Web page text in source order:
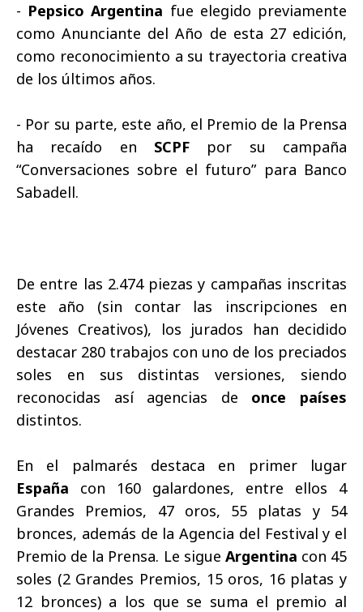
- Pepsico Argentina fue elegido previamente
como Anunciante del Año de esta 27 edición,
como reconocimiento a su trayectoria creativa
de los últimos años.
- Por su parte, este año, el Premio de la Prensa
ha recaído en SCPF por su campaña
“Conversaciones sobre el futuro” para Banco
Sabadell.
De entre las 2.474 piezas y campañas inscritas
este año (sin contar las inscripciones en
Jóvenes Creativos), los jurados han decidido
destacar 280 trabajos con uno de los preciados
soles en sus distintas versiones, siendo
reconocidas así agencias de once países
distintos.
En el palmarés destaca en primer lugar
España con 160 galardones, entre ellos 4
Grandes Premios, 47 oros, 55 platas y 54
bronces, además de la Agencia del Festival y el
Premio de la Prensa. Le sigue Argentina con 45
soles (2 Grandes Premios, 15 oros, 16 platas y
12 bronces) a los que se suma el premio al